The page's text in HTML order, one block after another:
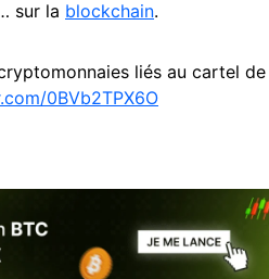
sur la blockchain.
liés au cartel de
0BVb2TPX6O